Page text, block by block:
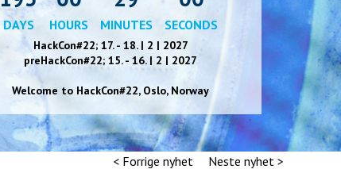
DAYS HOURS MINUTES SECONDS
HackCon#22; 17. - 18. | 2 | 2027
preHackCon#22; 15. - 16. | 2 | 2027
Welcome to HackCon#22, Oslo, Norway
< Forrige nyhet Neste nyhet >